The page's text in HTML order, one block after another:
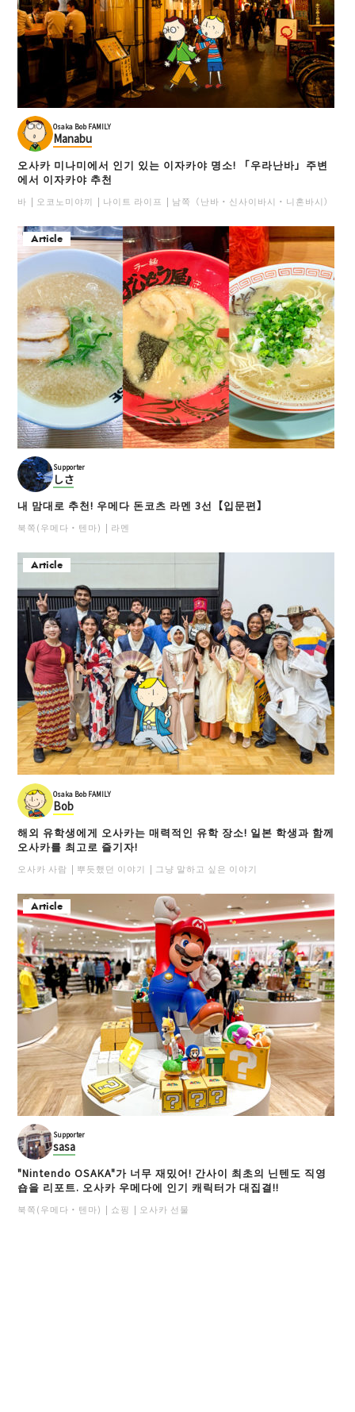
Osaka Bob FAMILY
Manabu
오사카 미나미에서 인기 있는 이자카야 명소! 「우라난바」주변
에서 이자카야 추천
바 오코노미야끼 나이트 라이프 남쪽（난바・신사이바시・니혼바시）
Article
Supporter
しさ
내 맘대로 추천! 우메다 돈코츠 라멘 3선【입문편】
북쪽(우메다・텐마) 라멘
Article
Osaka Bob FAMILY
Bob
해외 유학생에게 오사카는 매력적인 유학 장소! 일본 학생과 함께
오사카를 최고로 즐기자!
오사카 사람 뿌듯했던 이야기 그냥 말하고 싶은 이야기
Article
Supporter
sasa
"Nintendo OSAKA"가 너무 재밌어! 간사이 최초의 닌텐도 직영
숍을 리포트. 오사카 우메다에 인기 캐릭터가 대집결!!
북쪽(우메다・텐마) 쇼핑 오사카 선물